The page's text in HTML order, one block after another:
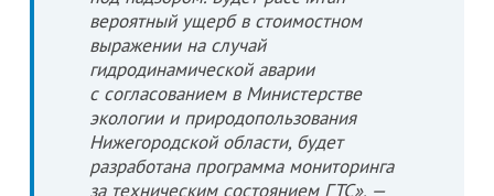
вероятный ущерб в стоимостном
выражении на случай
гидродинамической аварии
с согласованием в Министерстве
экологии и природопользования
Нижегородской области, будет
разработана программа мониторинга
за техническим состоянием ГТС», —